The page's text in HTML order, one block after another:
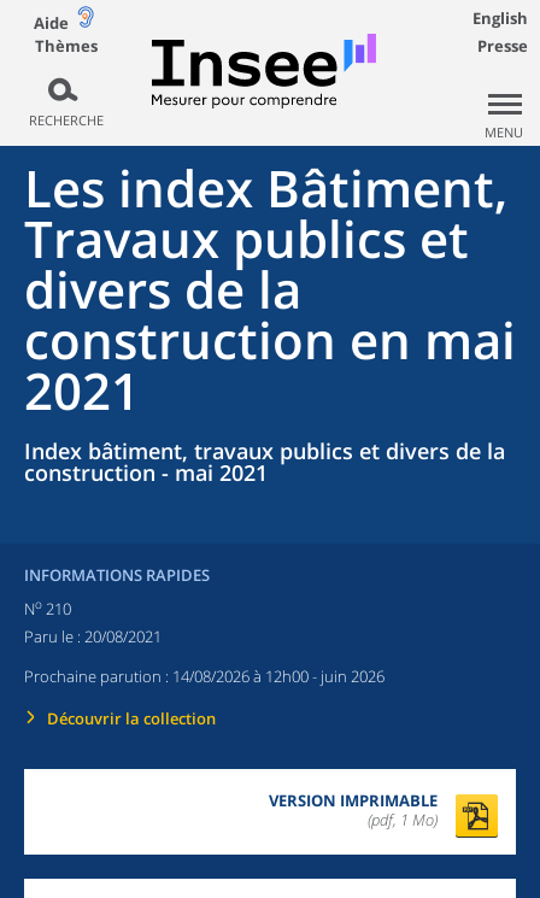
Aide
Thèmes
RECHERCHE
English
Presse
MENU
Les index Bâtiment,
Travaux publics et
divers de la
construction en mai
2021
Index bâtiment, travaux publics et divers de la
construction - mai 2021
INFORMATIONS RAPIDES
No 210
Paru le : 20/08/2021
Prochaine parution : 14/08/2026 à 12h00- juin 2026
Découvrir la collection
VERSION IMPRIMABLE
(pdf, 1 Mo)